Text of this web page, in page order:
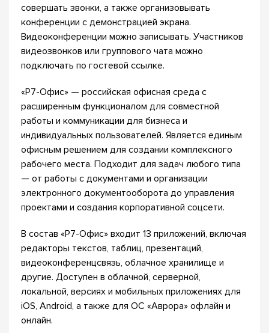
совершать звонки, а также организовывать
конференции с демонстрацией экрана.
Видеоконференции можно записывать. Участников
видеозвонков или группового чата можно
подключать по гостевой ссылке.
«Р7-Офис» — российская офисная среда с
расширенным функционалом для совместной
работы и коммуникации для бизнеса и
индивидуальных пользователей. Является единым
офисным решением для создании комплексного
рабочего места. Подходит для задач любого типа
— от работы с документами и организации
электронного документооборота до управления
проектами и создания корпоративной соцсети.
В состав «Р7-Офис» входит 13 приложений, включая
редакторы текстов, таблиц, презентаций,
видеоконференцсвязь, облачное хранилище и
другие. Доступен в облачной, серверной,
локальной, версиях и мобильных приложениях для
iOS, Android, а также для ОС «Аврора» офлайн и
онлайн.